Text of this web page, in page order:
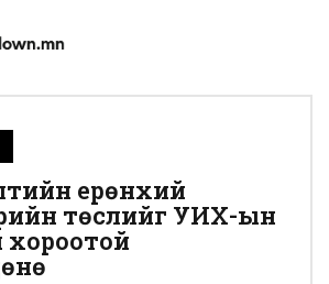
ерөнхий
төслийг УИХ-ын